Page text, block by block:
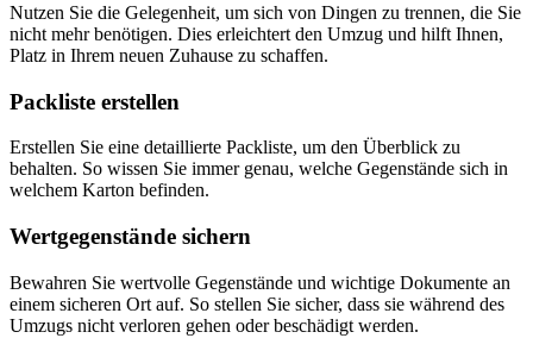
Nutzen Sie die Gelegenheit, um sich von Dingen zu trennen, die Sie
nicht mehr benötigen. Dies erleichtert den Umzug und hilft Ihnen,
Platz in Ihrem neuen Zuhause zu schaffen.
Packliste erstellen
Erstellen Sie eine detaillierte Packliste, um den Überblick zu
behalten. So wissen Sie immer genau, welche Gegenstände sich in
welchem Karton befinden.
Wertgegenstände sichern
Bewahren Sie wertvolle Gegenstände und wichtige Dokumente an
einem sicheren Ort auf. So stellen Sie sicher, dass sie während des
Umzugs nicht verloren gehen oder beschädigt werden.